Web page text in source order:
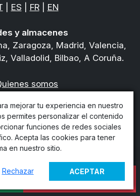
ES FR| EN
y almacenes
Zaragoza, Madrid, Valencia,
Valladolid, Bilbao, A Coruña.
somos
del contrato de alquiler
de venta
Cancelaciones y
Reembolsos
mejorar tu experiencia en nuestro
permites personalizar el contenido
funciones de redes sociales
Acepta las cookies para tener
en nuestro sitio.
ACEPTAR
Rechazar PRESUPUESTO